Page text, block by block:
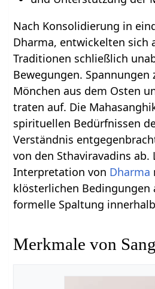
Nach Konsolidierung in
Dharma, entwickelten sich
Traditionen schließlich
Bewegungen. Spannungen
Mönchen aus dem Osten
traten auf. Die
spirituellen Bedürfnissen
Verständnis
von den Sthaviravadins
Interpretation von Dharma
klösterlichen Bedingungen
formelle Spaltung
Merkmale von